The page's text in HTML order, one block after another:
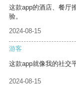
这款app的酒店、餐厅
验。
2024-08-15
游客
这款app就像我的社交
2024-08-15